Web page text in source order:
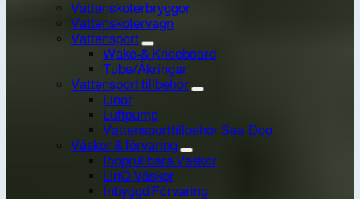
Vattenskoterbryggor
Vattenskotervagn
Vattensport
Wake-& Kneeboard
Tube/Åkringar
Vattensport tillbehör
Linor
Luftpump
Vattensporttillbehör Sea-Doo
Väskor & förvaring
Ihoprullbara Väskor
LinQ Väskor
Inbyggd Förvaring